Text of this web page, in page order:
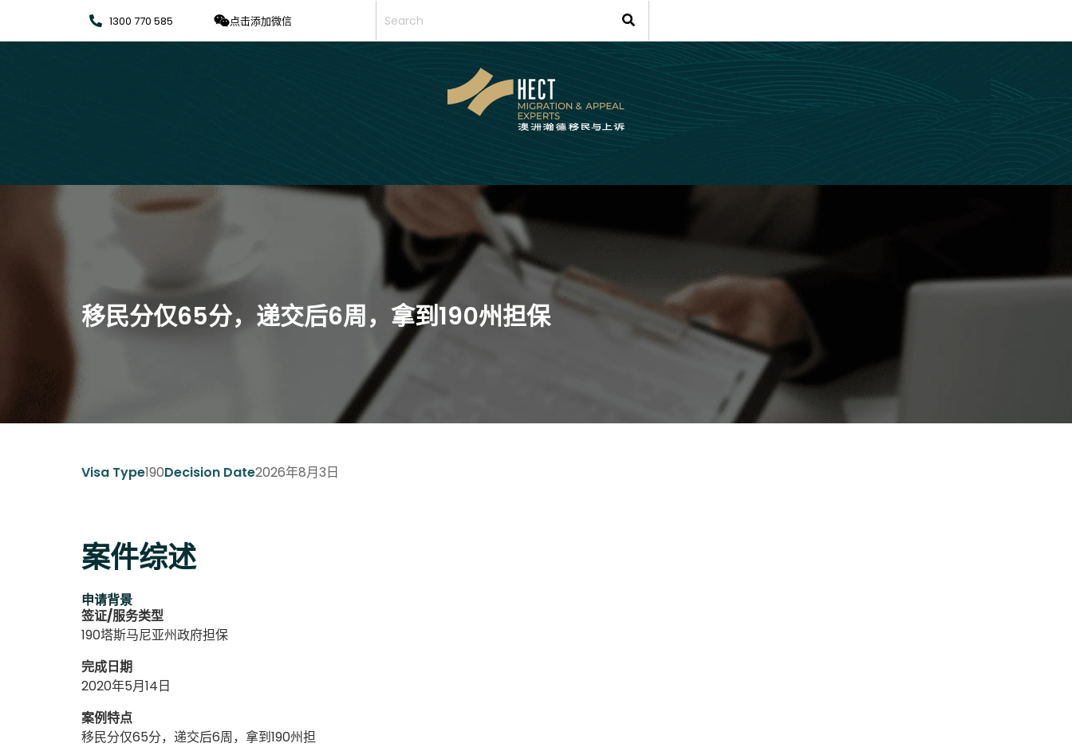
1300 770 585 点击添加微信
移民分仅65分，递交后6周，拿到190州担保
Visa Type190Decision Date2026年8月3日
案件综述
申请背景
签证/服务类型
190塔斯马尼亚州政府担保
完成日期
2020年5月14日
案例特点
移民分仅65分，递交后6周，拿到190州担